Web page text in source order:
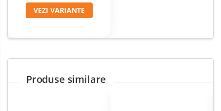
VEZI VARIANTE
Produse similare